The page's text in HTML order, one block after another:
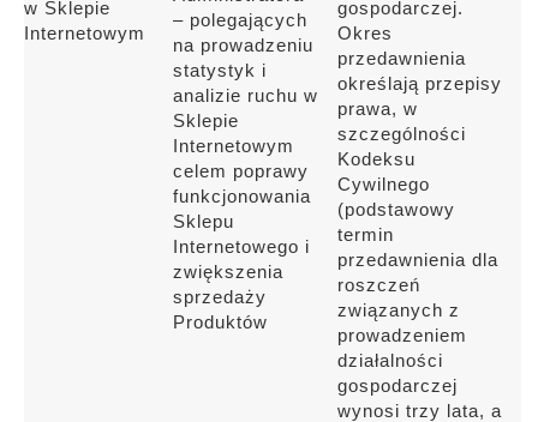
w Sklepie
Internetowym
– polegających
na prowadzeniu
statystyk i
analizie ruchu w
Sklepie
Internetowym
celem poprawy
funkcjonowania
Sklepu
Internetowego i
zwiększenia
sprzedaży
Produktów
gospodarczej.
Okres
przedawnienia
określają przepisy
prawa, w
szczególności
Kodeksu
Cywilnego
(podstawowy
termin
przedawnienia dla
roszczeń
związanych z
prowadzeniem
działalności
gospodarczej
wynosi trzy lata, a